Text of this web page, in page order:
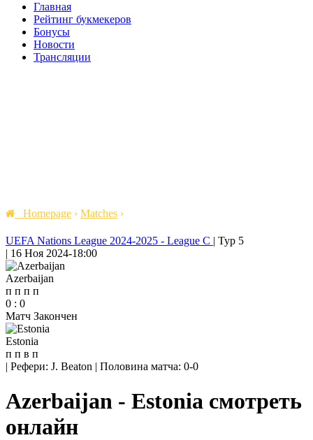
Главная
Рейтинг букмекеров
Бонусы
Новости
Трансляции
Homepage › Matches ›
UEFA Nations League 2024-2025 - League C | Тур 5
| 16 Ноя 2024-18:00
Azerbaijan
п п п п
0 : 0
Матч Закончен
Estonia
п п в п
| Рефери: J. Beaton | Половина матча: 0-0
Azerbaijan - Estonia смотреть
онлайн